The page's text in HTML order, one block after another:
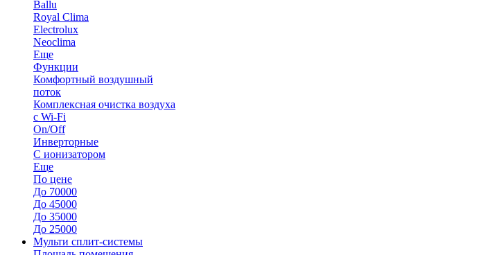
Ballu
Royal Clima
Electrolux
Neoclima
Еще
Функции
Комфортный воздушный
поток
Комплексная очистка воздуха
с Wi-Fi
On/Off
Инверторные
С ионизатором
Еще
По цене
До 70000
До 45000
До 35000
До 25000
Мульти сплит-системы